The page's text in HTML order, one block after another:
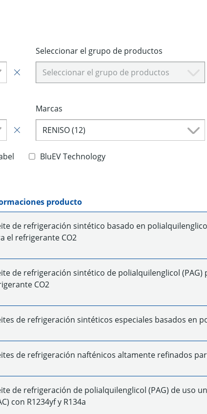
Seleccionar el grupo de productos
Seleccionar el grupo de productos
Marcas
RENISO (12)
BluEV Technology
producto
de refrigeración sintético basado en
el refrigerante CO2
de refrigeración sintético de polialquilenglicol
CO2
de refrigeración sintéticos especiales basados en
de refrigeración nafténicos altamente refinados
de refrigeración de polialquilenglicol (PAG) de uso
con R1234yf y R134a